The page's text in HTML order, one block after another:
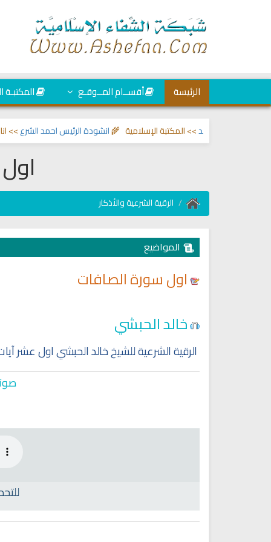
الرئيسة أقســام المــوقـع المكتبـة
انشودة الرئيس احمد الشرع>> >> المكتبة الإسلامية 🌾
الرقية الشرعية والأذكار
المواضيع
اول سورة الصافات
خالد الحبشي
الرقية الشرعية للشيخ خالد الحبشي اول عشر
Ruqyah according to the Quran
Shariah Full Mishary